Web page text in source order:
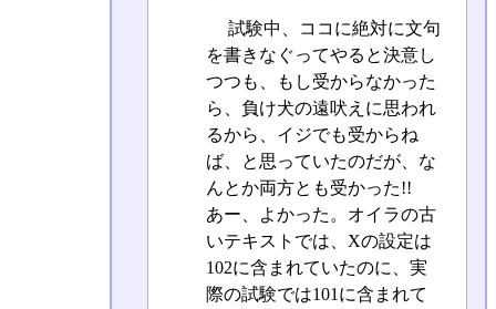
試験中、ココに絶対に文句
を書きなぐってやると決意し
つつも、もし受からなかった
ら、負け犬の遠吠えに思われ
るから、イジでも受からね
ば、と思っていたのだが、な
んとか両方とも受かった!!
あー、よかった。オイラの古
いテキストでは、Xの設定は
102に含まれていたのに、実
際の試験では101に含まれて